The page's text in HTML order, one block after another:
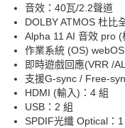
音效：40瓦/2.2聲道
DOLBY ATMOS 杜比
Alpha 11 AI 音效 pro
作業系統 (OS)
即時遊戲回應(VRR /
支援G-sync / Free-
HDMI (輸入)：4 組
USB：2 組
SPDIF光纖 Optical：1